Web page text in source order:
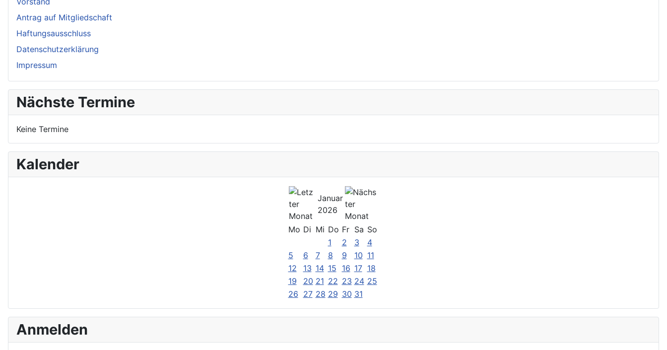
Antrag auf Mitgliedschaft
Haftungsausschluss
Datenschutzerklärung
Impressum
Nächste Termine
Keine Termine
Kalender
Januar
2026
Mo Di Mi Do Fr Sa So
1
2 3
4
5
6 7 8 9 10 11
12
13 14 15 16 17 18
19
20 21 22 23 24 25
26 27 28 29 30 31
Anmelden